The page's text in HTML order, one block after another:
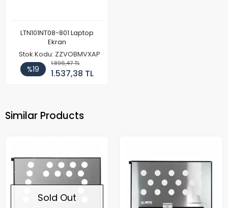
LTN101NT08-801 Laptop
Ekran
Stok Kodu: ZZVOBMVXAP
%19
1.896,47 TL
1.537,38 TL
Similar Products
Sold Out